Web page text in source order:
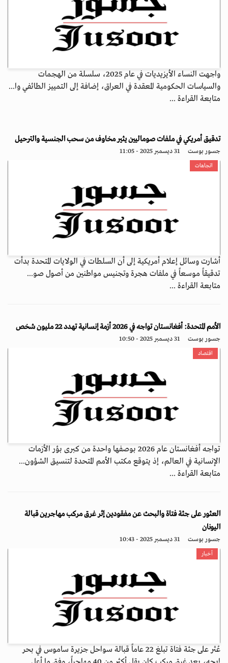
واجهت النساء الأيزيديات في عام 2025، سلسلة من الهجمات
والسياسات الحكومية المعقدة في العراق، إضافة إلى التمييز الطائفي وا...
متابعة القراءة ...
تدقيق أمريكي في ملفات صوماليين يثير مخاوف من سحب الجنسية والترحيل
جسور بوست 31 ديسمبر 2025 - 11:05
اتجاهات
أشارت وسائل إعلام أمريكية إلى أن السلطات في الولايات المتحدة بدأت
تدقيقاً موسعاً في ملفات هجرة وتجنيس مواطنين من أصول صو...
متابعة القراءة ...
الأمم المتحدة: أفغانستان تواجه في 2026 أزمة إنسانية تهدد 22 مليون شخص
جسور بوست 31 ديسمبر 2025 - 10:50
اقتصاد
تواجه أفغانستان عام 2026 بوصفها واحدة من كبرى بؤر الأزمات
الإنسانية في العالم، إذ يتوقع مكتب الأمم المتحدة لتنسيق الشؤون...
متابعة القراءة ...
العثور على جثة فتاة والبحث عن مفقودين إثر غرق مركب مهاجرين قبالة
اليونان
جسور بوست 31 ديسمبر 2025 - 10:43
أخبار
عُثر على جثة فتاة تبلغ 22 عاماً قبالة سواحل جزيرة ساموس في بحر